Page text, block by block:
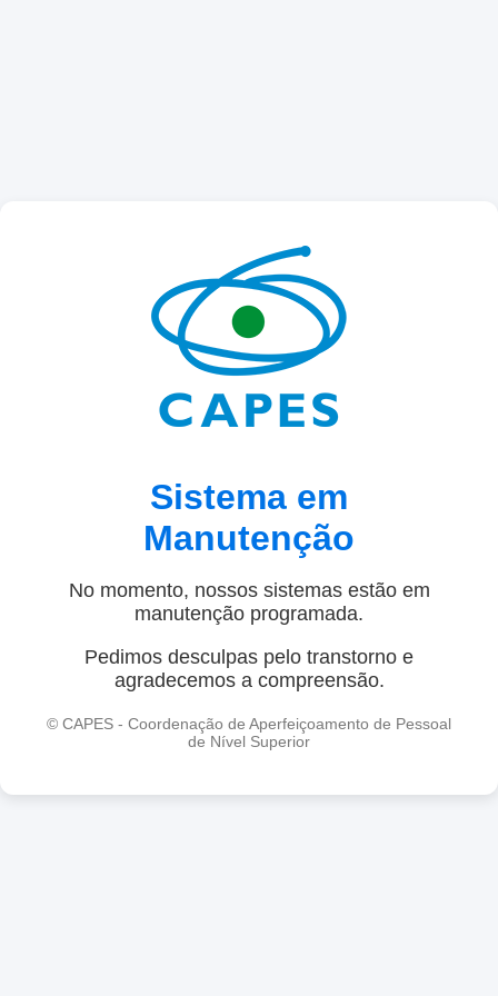
Sistema em
Manutenção
No momento, nossos sistemas estão em
manutenção programada.
Pedimos desculpas pelo transtorno e
agradecemos a compreensão.
© CAPES - Coordenação de Aperfeiçoamento de Pessoal
de Nível Superior